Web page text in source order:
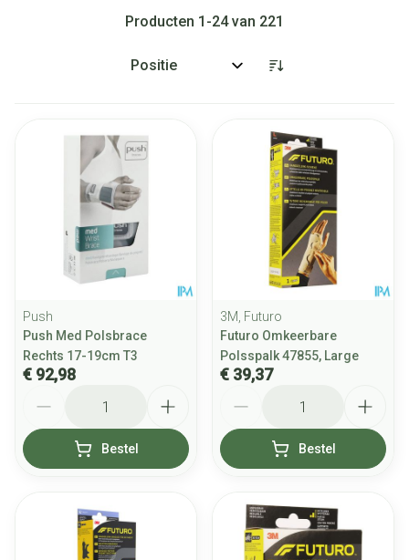
Producten 1 -24van 221
Sorteer op:
Push
Push Med Polsbrace
Rechts 17-19cm T3
€ 92,98
Bestel
3M, Futuro
Futuro Omkeerbare
Polsspalk 47855, Large
€ 39,37
Bestel